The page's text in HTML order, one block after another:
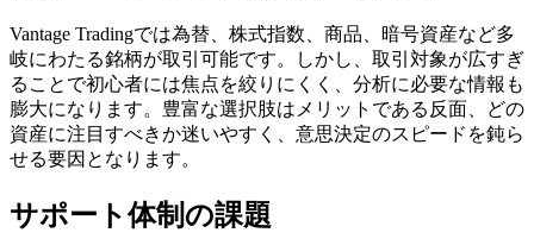
Vantage Tradingでは為替、株式指数、商品、暗号資産など多
岐にわたる銘柄が取引可能です。しかし、取引対象が広すぎ
ることで初心者には焦点を絞りにくく、分析に必要な情報も
膨大になります。豊富な選択肢はメリットである反面、どの
資産に注目すべきか迷いやすく、意思決定のスピードを鈍ら
せる要因となります。
サポート体制の課題